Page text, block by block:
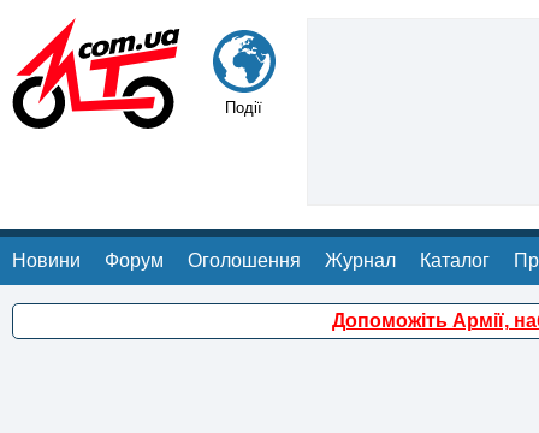
Події
Новини Форум Оголошення Журнал Каталог
Допоможіть Армії,